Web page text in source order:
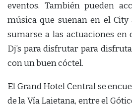
eventos. También pueden
música que suenan en el City
sumarse a las actuaciones en
Dj’s para disfrutar para
con un buen cóctel.
El Grand Hotel Central se
de la Vía Laietana, entre el